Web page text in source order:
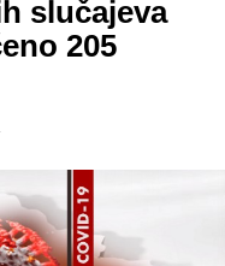
slučajeva
205